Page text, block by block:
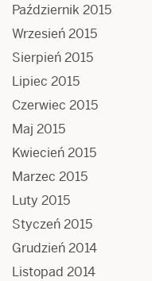
Październik 2015
Wrzesień 2015
Sierpień 2015
Lipiec 2015
Czerwiec 2015
Maj 2015
Kwiecień 2015
Marzec 2015
Luty 2015
Styczeń 2015
Grudzień 2014
Listopad 2014